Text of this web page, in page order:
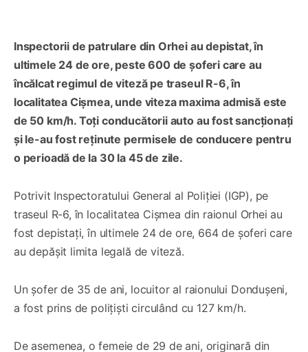
Inspectorii de patrulare din Orhei au depistat, în
ultimele 24 de ore, peste 600 de șoferi care au
încălcat regimul de viteză pe traseul R-6, în
localitatea Cișmea, unde viteza maxima admisă este
de 50 km/h. Toți conducătorii auto au fost sancționați
și le-au fost reținute permisele de conducere pentru
o perioadă de la 30 la 45 de zile.
Potrivit Inspectoratului General al Poliției (IGP), pe
traseul R-6, în localitatea Cișmea din raionul Orhei au
fost depistați, în ultimele 24 de ore, 664 de șoferi care
au depășit limita legală de viteză.
Un șofer de 35 de ani, locuitor al raionului Dondușeni,
a fost prins de polițiști circulând cu 127 km/h.
De asemenea, o femeie de 29 de ani, originară din